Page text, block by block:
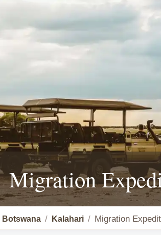
Migration
Botswana Kalahari Migration